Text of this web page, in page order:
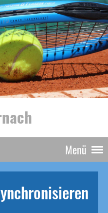
Menü